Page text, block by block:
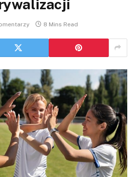
8 Mins Read